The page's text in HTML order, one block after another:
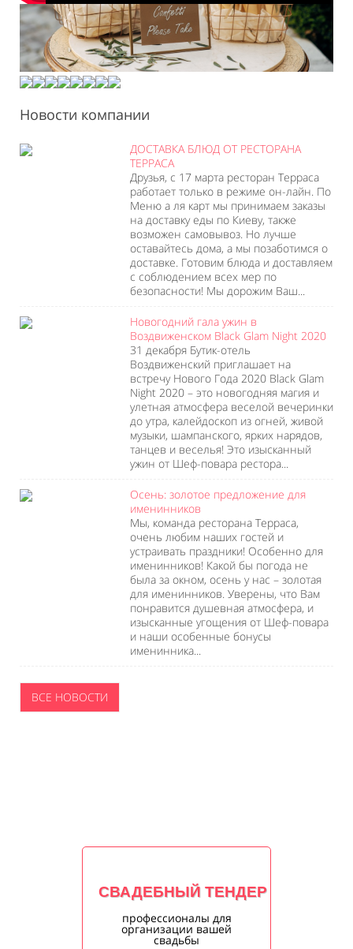
Новости компании
ДОСТАВКА БЛЮД ОТ РЕСТОРАНА
ТЕРРАСА
Друзья, с 17 марта ресторан Терраса
работает только в режиме он-лайн. По
Меню а ля карт мы принимаем заказы
на доставку еды по Киеву, также
возможен самовывоз. Но лучше
оставайтесь дома, а мы позаботимся о
доставке. Готовим блюда и доставляем
с соблюдением всех мер по
безопасности! Мы дорожим Ваш...
Новогодний гала ужин в
Воздвиженском Black Glam Night 2020
31 декабря Бутик-отель
Воздвиженский приглашает на
встречу Нового Года 2020 Black Glam
Night 2020 – это новогодняя магия и
улетная атмосфера веселой вечеринки
до утра, калейдоскоп из огней, живой
музыки, шампанского, ярких нарядов,
танцев и веселья! Это изысканный
ужин от Шеф-повара рестора...
Осень: золотое предложение для
именинников
Мы, команда ресторана Терраса,
очень любим наших гостей и
устраивать праздники! Особенно для
именинников! Какой бы погода не
была за окном, осень у нас – золотая
для именинников. Уверены, что Вам
понравится душевная атмосфера, и
изысканные угощения от Шеф-повара
и наши особенные бонусы
именинника...
ВСЕ НОВОСТИ
СВАДЕБНЫЙ ТЕНДЕР
профессионалы для
организации вашей
свадьбы